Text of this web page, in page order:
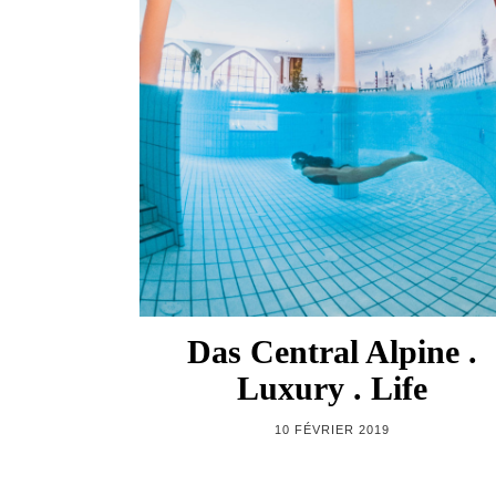
Das Central Alpine .
Luxury . Life
10 FÉVRIER 2019